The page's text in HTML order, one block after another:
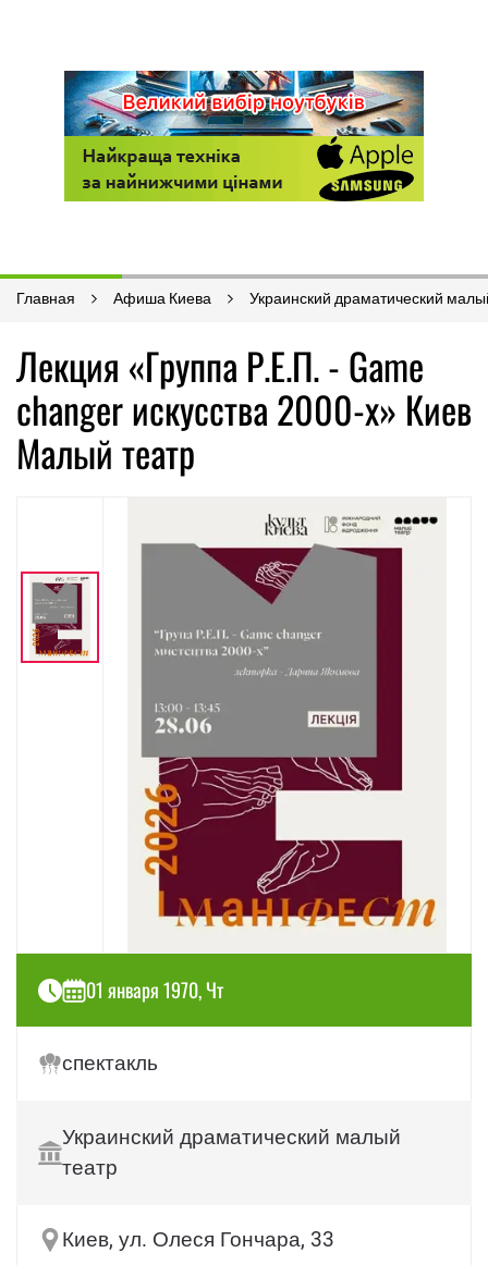
Главная Афиша Киева Украинский драматический
Лекция «Группа Р.Е.П. - Game
changer искусства 2000-х» Киев
Малый театр
01 января 1970, Чт
спектакль
Украинский драматический малый
театр
Киев, ул. Олеся Гончара, 33